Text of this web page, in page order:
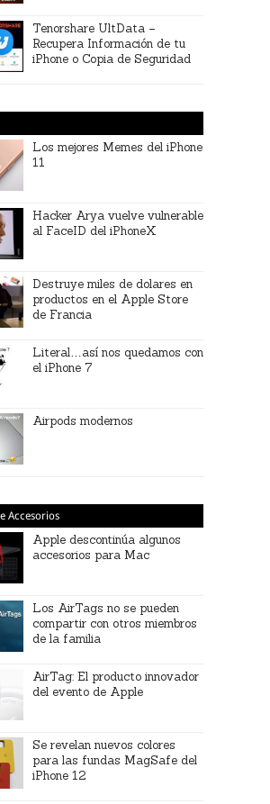
Tenorshare UltData –
Recupera Información de tu
iPhone o Copia de Seguridad
Los mejores Memes del iPhone
11
Hacker Arya vuelve vulnerable
al FaceID del iPhoneX
Destruye miles de dolares en
productos en el Apple Store
de Francia
Literal…así nos quedamos con
el iPhone 7
Airpods modernos
Accesorios
Apple descontinúa algunos
accesorios para Mac
Los AirTags no se pueden
compartir con otros miembros
de la familia
AirTag: El producto innovador
del evento de Apple
Se revelan nuevos colores
para las fundas MagSafe del
iPhone 12